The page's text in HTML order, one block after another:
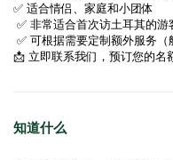
✅ 适合情侣、家庭和小团体
✅ 非常适合首次访土耳其的游
✅ 可根据需要定制额外服务（
📩 立即联系我们，预订您的名
知道什么